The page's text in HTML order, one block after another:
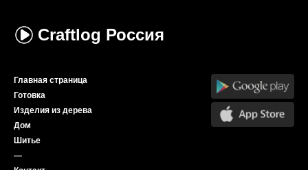
Craftlog Россия
Главная страница
Готовка
Изделия из дерева
Дом
Шитье
—